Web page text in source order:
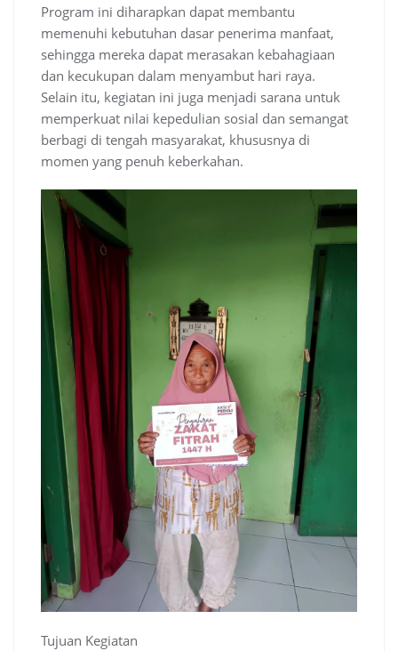
Program ini diharapkan dapat membantu
memenuhi kebutuhan dasar penerima manfaat,
sehingga mereka dapat merasakan kebahagiaan
dan kecukupan dalam menyambut hari raya.
Selain itu, kegiatan ini juga menjadi sarana untuk
memperkuat nilai kepedulian sosial dan semangat
berbagi di tengah masyarakat, khususnya di
momen yang penuh keberkahan.
Tujuan Kegiatan